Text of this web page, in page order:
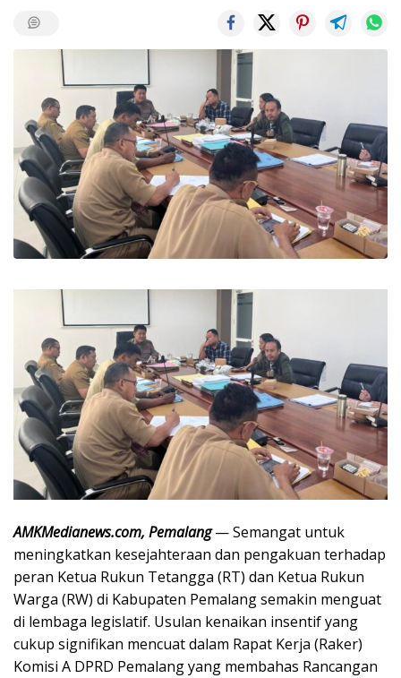
AMKMedianews.com, Pemalang— Semangat untuk
meningkatkan kesejahteraan dan pengakuan terhadap
peran Ketua Rukun Tetangga (RT) dan Ketua Rukun
Warga (RW) di Kabupaten Pemalang semakin menguat
di lembaga legislatif. Usulan kenaikan insentif yang
cukup signifikan mencuat dalam Rapat Kerja (Raker)
Komisi A DPRD Pemalang yang membahas Rancangan